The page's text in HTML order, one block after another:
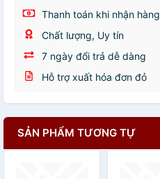
Thanh toán khi nhận hàng
Chất lượng, Uy tín
7 ngày đổi trả dễ dàng
Hỗ trợ xuất hóa đơn đỏ
SẢN PHẨM TƯƠNG TỰ